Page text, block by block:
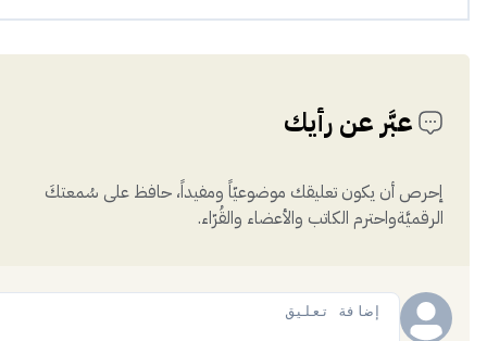
عبَّر عن رأيك
إحرص أن يكون تعليقك موضوعيّاً ومفيداً، حافظ على سُمعتكَ
الرقميَّةواحترم الكاتب والأعضاء والقُرّاء.